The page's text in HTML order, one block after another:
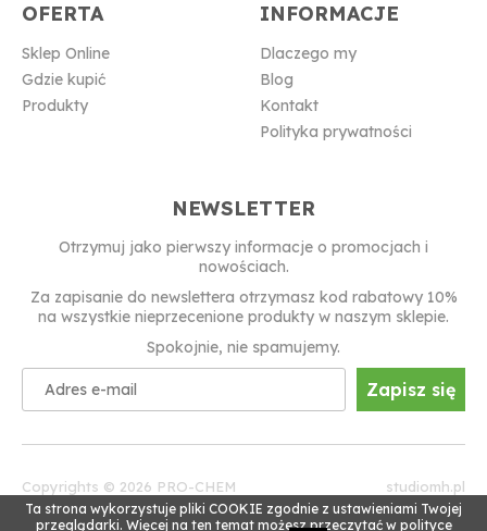
OFERTA
Sklep Online
Gdzie kupić
Produkty
INFORMACJE
Dlaczego my
Blog
Kontakt
Polityka prywatności
NEWSLETTER
Otrzymuj jako pierwszy informacje o promocjach i
nowościach.
Za zapisanie do newslettera otrzymasz kod rabatowy 10%
na wszystkie nieprzecenione produkty w naszym sklepie.
Spokojnie, nie spamujemy.
Zapisz się
Copyrights © 2026 PRO-CHEM studiomh.pl
Ta strona wykorzystuje pliki COOKIE zgodnie z ustawieniami Twojej
przeglądarki. Więcej na ten temat możesz przeczytać w polityce